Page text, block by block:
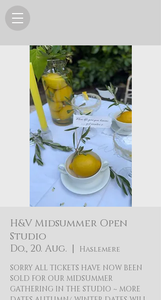
H&V Midsummer Open
Studio
Do., 20. Aug.
  |
Haslemere
SORRY ALL TICKETS HAVE NOW BEEN
SOLD FOR OUR MIDSUMMER
GATHERING IN THE STUDIO ~ MORE